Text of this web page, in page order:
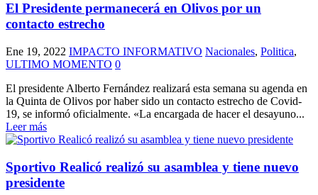
El Presidente permanecerá en Olivos por un
contacto estrecho
Ene 19, 2022 IMPACTO INFORMATIVO Nacionales, Politica,
ULTIMO MOMENTO 0
El presidente Alberto Fernández realizará esta semana su agenda en
la Quinta de Olivos por haber sido un contacto estrecho de Covid-
19, se informó oficialmente. «La encargada de hacer el desayuno...
Leer más
Sportivo Realicó realizó su asamblea y tiene nuevo
presidente